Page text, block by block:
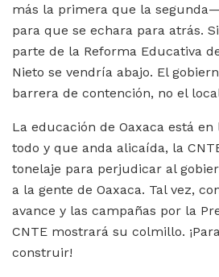
más la primera que la
para que se echara para atrás.
parte de la Reforma Educativa
Nieto se vendría abajo. El
barrera de contención, no el
La educación de Oaxaca está
todo y que anda alicaída, la
tonelaje para perjudicar al
a la gente de Oaxaca. Tal vez,
avance y las campañas por la
CNTE mostrará su colmillo.
construir!